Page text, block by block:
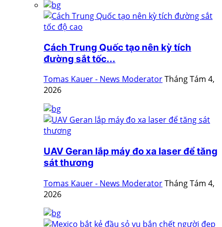
Cách Trung Quốc tạo nên kỳ tích
đường sắt tốc...
Tomas Kauer - News ModeratorTháng Tám 4,
2026
UAV Geran lắp máy đo xa laser để tăng
sát thương
Tomas Kauer - News ModeratorTháng Tám 4,
2026